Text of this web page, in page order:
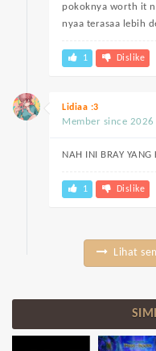
pokoknya worth it
nyaa terasaa lebih
1 Dislike
Lidiaa :3
Member since 2026
NAH INI BRAY YANG
1 Dislike
Lihat